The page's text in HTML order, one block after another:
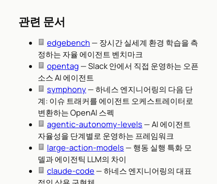
관련 문서
edgebench — 장시간 실세계 환경 학습을 측
정하는 자율 에이전트 벤치마크
opentag — Slack 안에서 직접 운영하는 오픈
소스 AI 에이전트
symphony— 하네스 엔지니어링의 다음 단
계: 이슈 트래커를 에이전트 오케스트레이터로
변환하는 OpenAI 스펙
agentic-autonomy-levels — AI 에이전트
자율성을 단계별로 운영하는 프레임워크
large-action-models — 행동 실행 특화 모
델과 에이전틱 LLM의 차이
claude-code — 하네스 엔지니어링의 대표